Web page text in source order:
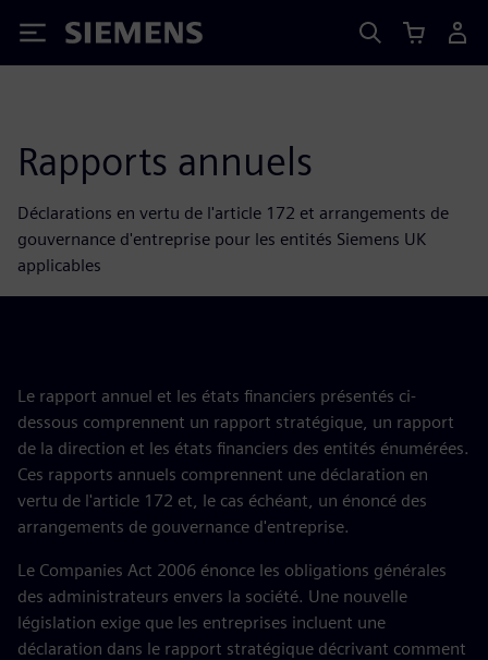
Siemens
Rapports annuels
Déclarations en vertu de l'article 172 et arrangements de
gouvernance d'entreprise pour les entités Siemens UK
applicables
Le rapport annuel et les états financiers présentés ci-
dessous comprennent un rapport stratégique, un rapport
de la direction et les états financiers des entités énumérées.
Ces rapports annuels comprennent une déclaration en
vertu de l'article 172 et, le cas échéant, un énoncé des
arrangements de gouvernance d'entreprise.
Le Companies Act 2006 énonce les obligations générales
des administrateurs envers la société. Une nouvelle
législation exige que les entreprises incluent une
déclaration dans le rapport stratégique décrivant comment